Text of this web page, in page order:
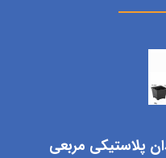
پلاستیکی مربعی